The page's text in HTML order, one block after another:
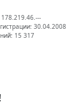
30.04.2008
15 317